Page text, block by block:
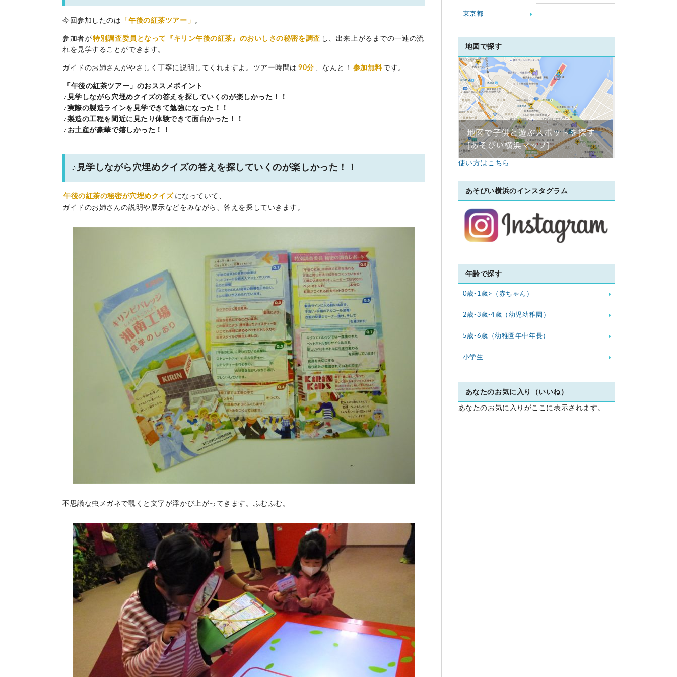
今回参加したのは 「午後の紅茶ツアー」 。
参加者が特別調査委員となって『キリン午後の紅茶』のおいしさの秘密を調査 し、出来上がるまでの一連の流
れを見学することができます。
ガイドのお姉さんがやさしく丁寧に説明してくれますよ。ツアー時間は 90分 、なんと！ 参加無料 です。
「午後の紅茶ツアー」のおススメポイント
♪見学しながら穴埋めクイズの答えを探していくのが楽しかった！！
♪実際の製造ラインを見学できて勉強になった！！
♪製造の工程を間近に見たり体験できて面白かった！！
♪お土産が豪華で嬉しかった！！
♪見学しながら穴埋めクイズの答えを探していくのが楽しかった！！
午後の紅茶の秘密が穴埋めクイズ になっていて、
ガイドのお姉さんの説明や展示などをみながら、答えを探していきます。
不思議な虫メガネで覗くと文字が浮かび上がってきます。ふむふむ。
東京都
地図で探す
使い方はこちら
あそびい横浜のインスタグラム
年齢で探す
0歳-1歳>（赤ちゃん）
2歳-3歳-4歳（幼児幼稚園）
5歳-6歳（幼稚園年中年長）
小学生
あなたのお気に入り（いいね）
あなたのお気に入りがここに表示されます。